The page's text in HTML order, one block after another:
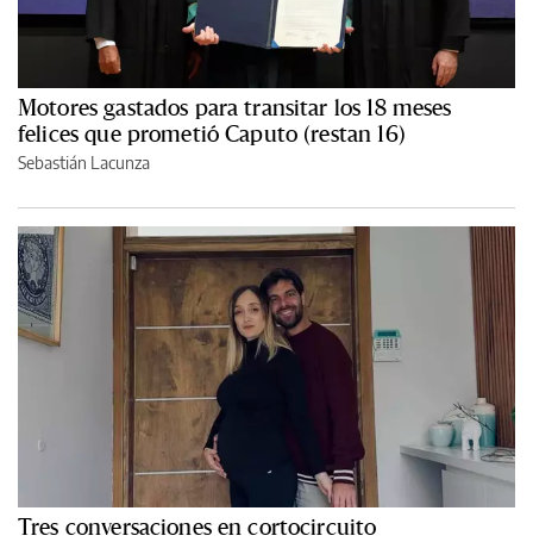
Motores gastados para transitar los 18 meses
felices que prometió Caputo (restan 16)
Sebastián Lacunza
Tres conversaciones en cortocircuito